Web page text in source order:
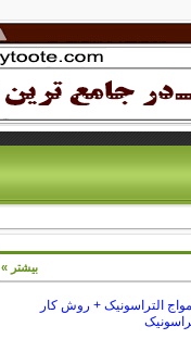
التراسونیک + روش کار
بیشتر »